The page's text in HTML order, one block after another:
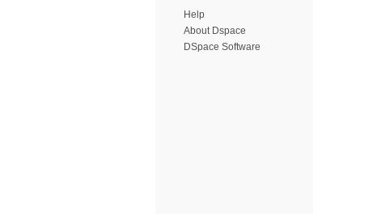
Help
About Dspace
DSpace Software